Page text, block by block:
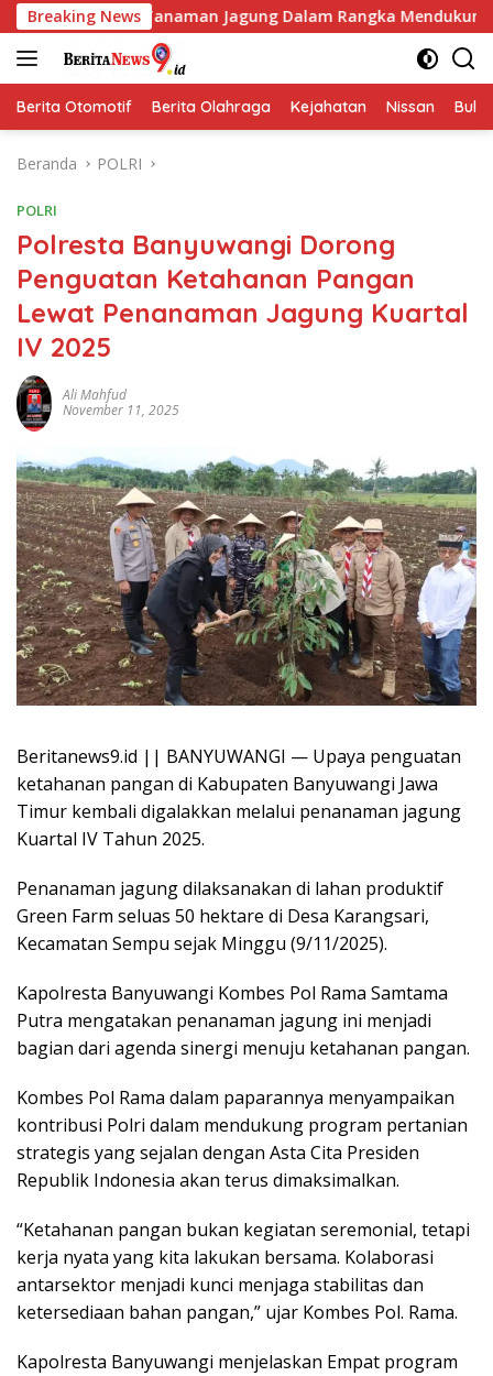
Langsung
ke
konten
Breaking News
Jagung Dalam Rangka Mendukung Ketahanan
Berita Otomotif Berita Olahraga Kejahatan Nissan
Beranda POLRI
POLRI
Polresta Banyuwangi Dorong
Penguatan Ketahanan Pangan
Lewat Penanaman Jagung Kuartal
IV 2025
Ali Mahfud
November 11, 2025
Beritanews9.id || BANYUWANGI — Upaya penguatan
ketahanan pangan di Kabupaten Banyuwangi Jawa
Timur kembali digalakkan melalui penanaman jagung
Kuartal IV Tahun 2025.
Penanaman jagung dilaksanakan di lahan produktif
Green Farm seluas 50 hektare di Desa Karangsari,
Kecamatan Sempu sejak Minggu (9/11/2025).
Kapolresta Banyuwangi Kombes Pol Rama Samtama
Putra mengatakan penanaman jagung ini menjadi
bagian dari agenda sinergi menuju ketahanan pangan.
Kombes Pol Rama dalam paparannya menyampaikan
kontribusi Polri dalam mendukung program pertanian
strategis yang sejalan dengan Asta Cita Presiden
Republik Indonesia akan terus dimaksimalkan.
“Ketahanan pangan bukan kegiatan seremonial, tetapi
kerja nyata yang kita lakukan bersama. Kolaborasi
antarsektor menjadi kunci menjaga stabilitas dan
ketersediaan bahan pangan,” ujar Kombes Pol. Rama.
Kapolresta Banyuwangi menjelaskan Empat program